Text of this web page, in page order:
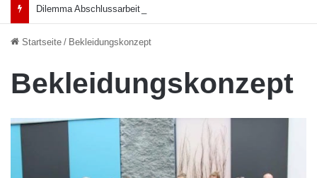
Startseite / Bekleidungskonzept
Bekleidungskonzept